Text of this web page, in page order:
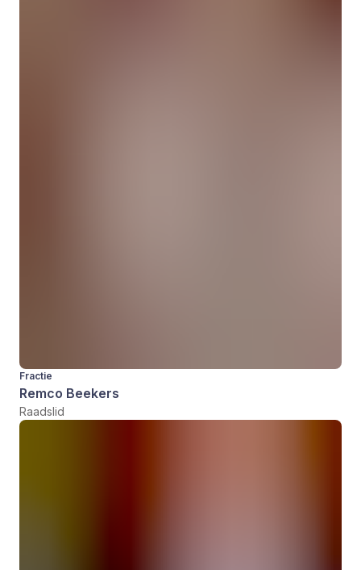
Fractie
Remco Beekers
Raadslid